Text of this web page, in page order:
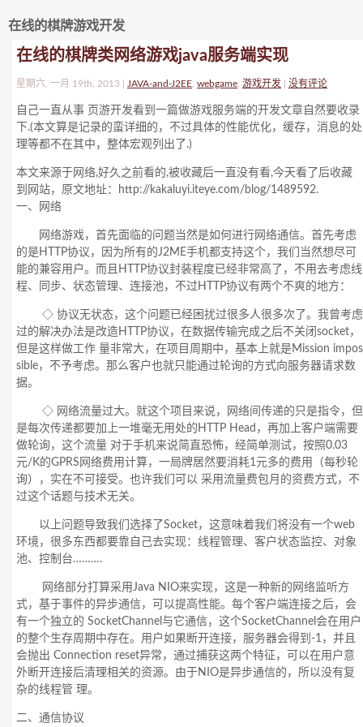
在线的棋牌游戏开发
在线的棋牌类网络游戏java服务端实现
星期六, 一月 19th, 2013 | JAVA-and-J2EE webgame 游戏开发 没有评论
自己一直从事 页游开发看到一篇做游戏服务端的开发文章自然要收录
下.(本文算是记录的蛮详细的，不过具体的性能优化，缓存，消息的处
理等都不在其中，整体宏观列出了.)
本文来源于网络,好久之前看的,被收藏后一直没有看,今天看了后收藏
到网站，原文地址：http://kakaluyi.iteye.com/blog/1489592.
一、网络
网络游戏，首先面临的问题当然是如何进行网络通信。首先考虑
的是HTTP协议，因为所有的J2ME手机都支持这个，我们当然想尽可
能的兼容用户。而且HTTP协议封装程度已经非常高了，不用去考虑线
程、同步、状态管理、连接池，不过HTTP协议有两个不爽的地方：
◇ 协议无状态，这个问题已经困扰过很多人很多次了。我曾考虑
过的解决办法是改造HTTP协议，在数据传输完成之后不关闭socket，
但是这样做工作 量非常大，在项目周期中，基本上就是Mission impos
sible，不予考虑。那么客户也就只能通过轮询的方式向服务器请求数
据。
◇ 网络流量过大。就这个项目来说，网络间传递的只是指令，但
是每次传递都要加上一堆毫无用处的HTTP Head，再加上客户端需要
做轮询，这个流量 对于手机来说简直恐怖，经简单测试，按照0.03
元/K的GPRS网络费用计算，一局牌居然要消耗1元多的费用（每秒轮
询），实在不可接受。也许我们可以 采用流量费包月的资费方式，不
过这个话题与技术无关。
以上问题导致我们选择了Socket，这意味着我们将没有一个web
环境，很多东西都要靠自己去实现：线程管理、客户状态监控、对象
池、控制台……….
网络部分打算采用Java NIO来实现，这是一种新的网络监听方
式，基于事件的异步通信，可以提高性能。每个客户端连接之后，会
有一个独立的 SocketChannel与它通信，这个SocketChannel会在用户
的整个生存周期中存在。用户如果断开连接，服务器会得到-1，并且
会抛出 Connection reset异常，通过捕获这两个特征，可以在用户意
外断开连接后清理相关的资源。由于NIO是异步通信的，所以没有复
杂的线程管 理。
二、通信协议